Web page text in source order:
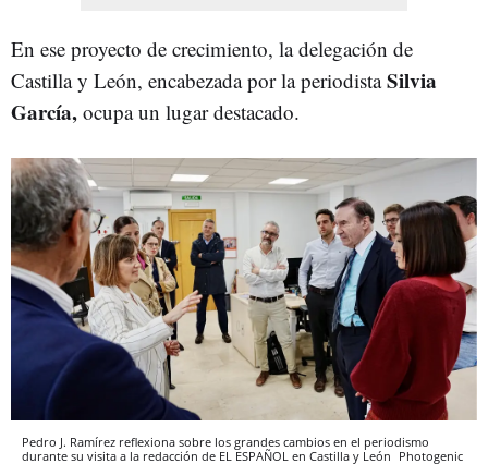
En ese proyecto de crecimiento, la delegación de
Castilla y León, encabezada por la periodistaSilvia
García, ocupa un lugar destacado.
Pedro J. Ramírez reflexiona sobre los grandes cambios en el periodismo
durante su visita a la redacción de EL ESPAÑOL en Castilla y León Photogenic